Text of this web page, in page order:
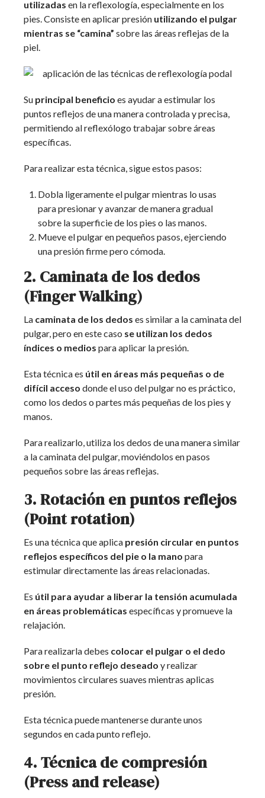
utilizadas en la reflexología, especialmente en los
pies. Consiste en aplicar presión utilizando el pulgar
mientras se “camina” sobre las áreas reflejas de la
piel.
Su principal beneficio es ayudar a estimular los
puntos reflejos de una manera controlada y precisa,
permitiendo al reflexólogo trabajar sobre áreas
específicas.
Para realizar esta técnica, sigue estos pasos:
Dobla ligeramente el pulgar mientras lo usas
para presionar y avanzar de manera gradual
sobre la superficie de los pies o las manos.
Mueve el pulgar en pequeños pasos, ejerciendo
una presión firme pero cómoda.
2. Caminata de los dedos
(Finger Walking)
La caminata de los dedos es similar a la caminata del
pulgar, pero en este caso se utilizan los dedos
índices o medios para aplicar la presión.
Esta técnica es útil en áreas más pequeñas o de
difícil acceso donde el uso del pulgar no es práctico,
como los dedos o partes más pequeñas de los pies y
manos.
Para realizarlo, utiliza los dedos de una manera similar
a la caminata del pulgar, moviéndolos en pasos
pequeños sobre las áreas reflejas.
3. Rotación en puntos reflejos
(Point rotation)
Es una técnica que aplica presión circular en puntos
reflejos específicos del pie o la mano para
estimular directamente las áreas relacionadas.
Es útil para ayudar a liberar la tensión acumulada
en áreas problemáticas específicas y promueve la
relajación.
Para realizarla debes colocar el pulgar o el dedo
sobre el punto reflejo deseado y realizar
movimientos circulares suaves mientras aplicas
presión.
Esta técnica puede mantenerse durante unos
segundos en cada punto reflejo.
4. Técnica de compresión
(Press and release)